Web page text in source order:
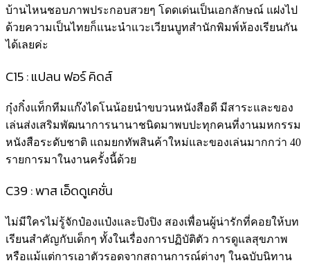
บ้านไหนชอบภาพประกอบสวยๆ โดดเด่นเป็นเอกลักษณ์ แฝงไป
ด้วยความเป็นไทยก็แนะนำแวะเวียนบูทสำนักพิมพ์ห้องเรียนกัน
ได้เลยค่ะ
C15 : แปลน ฟอร์ คิดส์
กุ๋งกิ๋งแท็กทีมแก๊งไดโนน้อยนำขบวนหนังสือดี มีสาระและของ
เล่นส่งเสริมพัฒนาการนานาชนิดมาพบปะทุกคนที่งานมหกรรม
หนังสือระดับชาติ แถมยกทัพสินค้าใหม่และของเล่นมากกว่า 40
รายการมาในงานครั้งนี้ด้วย
C39​ : พาส เอ็ดดูเคชั่น
ไม่มีใครไม่รู้จักป๋องแป๋งและปิงปิง สองเพื่อนผู้น่ารักที่คอยให้บท
เรียนสำคัญกับเด็กๆ ทั้งในเรื่องการปฏิบัติตัว การดูแลสุขภาพ
หรือแม้แต่การเอาตัวรอดจากสถานการณ์ต่างๆ ในฉบับนิทาน